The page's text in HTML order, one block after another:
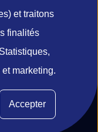
et traitons
finalités
marketing.
Accepter